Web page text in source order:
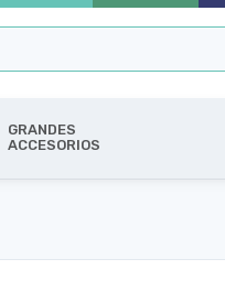
GRANDES
ACCESORIOS